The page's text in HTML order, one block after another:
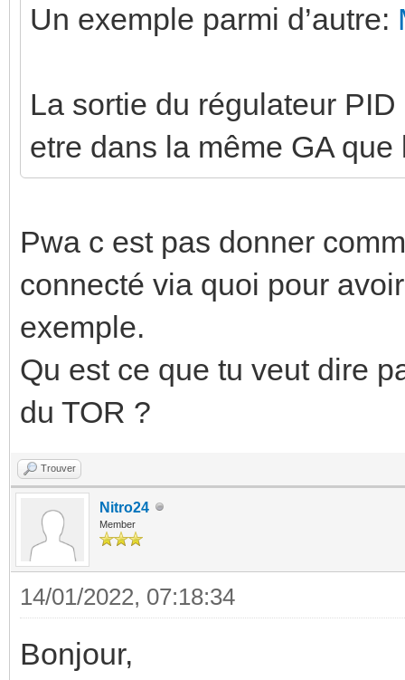
Un exemple parmi d’autre:
La sortie du régulateur
etre dans la même GA
Pwa c est pas donner
connecté via quoi pour
exemple.
Qu est ce que tu veut dire
du TOR ?
Trouver
Nitro24
Member
14/01/2022, 07:18:34
Bonjour,